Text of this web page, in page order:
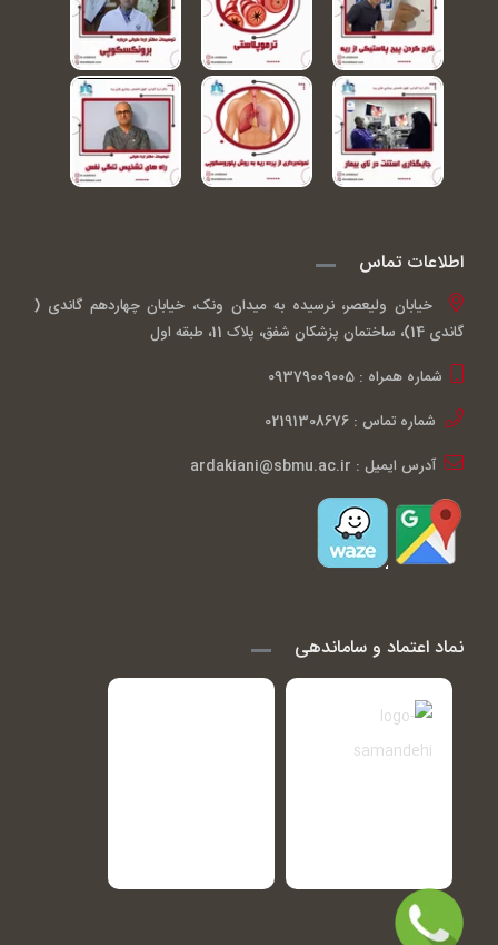
اطلاعات تماس
خیابان ولیعصر، نرسیده به میدان ونک، خیابان چهاردهم گاندی (
گاندی 14)، ساختمان پزشکان شفق، پلاک 11، طبقه اول
شماره همراه : 09379009005
شماره تماس : 02191308676
آدرس ایمیل : ardakiani@sbmu.ac.ir
نماد اعتماد و ساماندهی